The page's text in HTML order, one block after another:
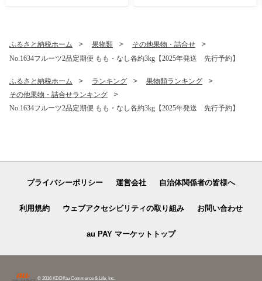
ふるさと納税ホーム 果物類
その他果物・詰合せ
No.1634フルーツ2品定期便 もも・なし各約3kg【2025年発送 先行予約】
ふるさと納税ホーム ランキング
果物類ランキング
その他果物・詰合せランキング
No.1634フルーツ2品定期便 もも・なし各約3kg【2025年発送 先行予約】
プライバシーポリシー 運営会社 自治体関係者の皆様へ
利用規約 ウェブアクセシビリティの取り組み お問い合わせ
au PAY マーケットトップ
© 2016 KDDI/au Commerce & Life, Inc.